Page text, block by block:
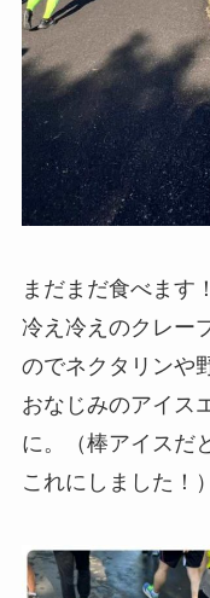
まだまだ食べます！
冷え冷えのクレー
のでネクタリンや
おなじみのアイス
に。（棒アイスだ
これにしました！）